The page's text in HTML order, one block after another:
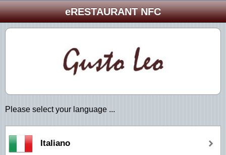
eRESTAURANT NFC
Please select your language ...
Italiano